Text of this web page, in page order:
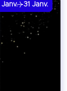
Janv. 31 Janv.